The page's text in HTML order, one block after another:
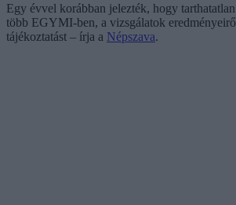
Egy évvel korábban jelezték, hogy
több EGYMI-ben, a vizsgálatok
tájékoztatást – írja a Népszava.